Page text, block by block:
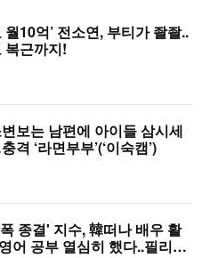
월10억’ 전소연, 부티가 좔좔..
복근까지!
보는 남편에 아이들 삼시세
격 ‘라면부부’(‘이숙캠’)
종결' 지수, 韓떠나 배우 활
어 공부 열심히 했다..필리핀